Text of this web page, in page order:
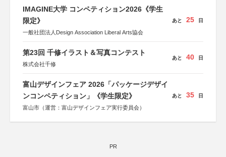
IMAGINE大学 コンペティション2026《学生
限定》
一般社団法人Design Association Liberal Arts協会
あと 25 日
第23回 千修イラスト＆写真コンテスト
株式会社千修
あと 40 日
富山デザインフェア 2026「パッケージデザイ
ンコンペティション」《学生限定》
富山市（運営：富山デザインフェア実行委員会）
あと 35 日
PR